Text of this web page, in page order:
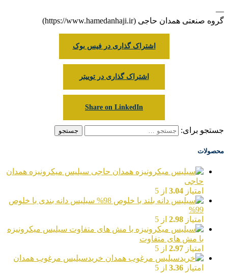
—
گروه صنعتی همدان حاجی (https://www.hamedanhaji.ir)
اشتراک گذاری در فیس بوک
اشتراک گذاری در توییتر
Share on LinkedIn
جستجو برای:
محصولات
سیلیس میکرونیزه همدان
حاجی
امتیاز 3.04 از 5
سیلیس دانه بندی با خلوص
99%
امتیاز 2.98 از 5
سیلیس میکرونیزه
با مش های متفاوت
امتیاز 2.97 از 5
خریدسیلیس مرغوب همدان
امتیاز 3.36 از 5